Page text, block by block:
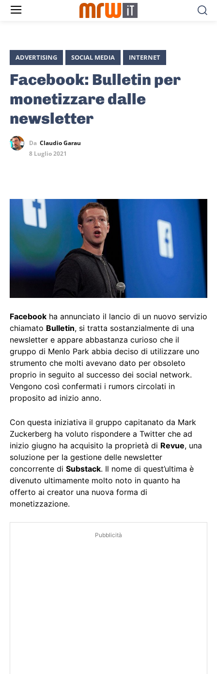
ADVERTISING SOCIAL MEDIA INTERNET
Facebook: Bulletin per
monetizzare dalle
newsletter
Da Claudio Garau
8 Luglio 2021
Facebook ha annunciato il lancio di un nuovo servizio
chiamato Bulletin, si tratta sostanzialmente di una
newsletter e appare abbastanza curioso che il
gruppo di Menlo Park abbia deciso di utilizzare uno
strumento che molti avevano dato per obsoleto
proprio in seguito al successo dei social network.
Vengono così confermati i rumors circolati in
proposito ad inizio anno.
Con questa iniziativa il gruppo capitanato da Mark
Zuckerberg ha voluto rispondere a Twitter che ad
inizio giugno ha acquisito la proprietà di Revue, una
soluzione per la gestione delle newsletter
concorrente di Substack. Il nome di quest’ultima è
divenuto ultimamente molto noto in quanto ha
offerto ai creator una nuova forma di
monetizzazione.
Pubblicità